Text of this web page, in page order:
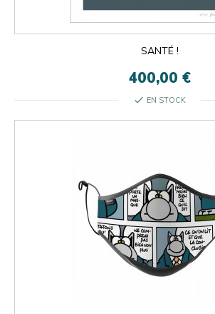
SANTÉ !
400,00 €
check EN STOCK